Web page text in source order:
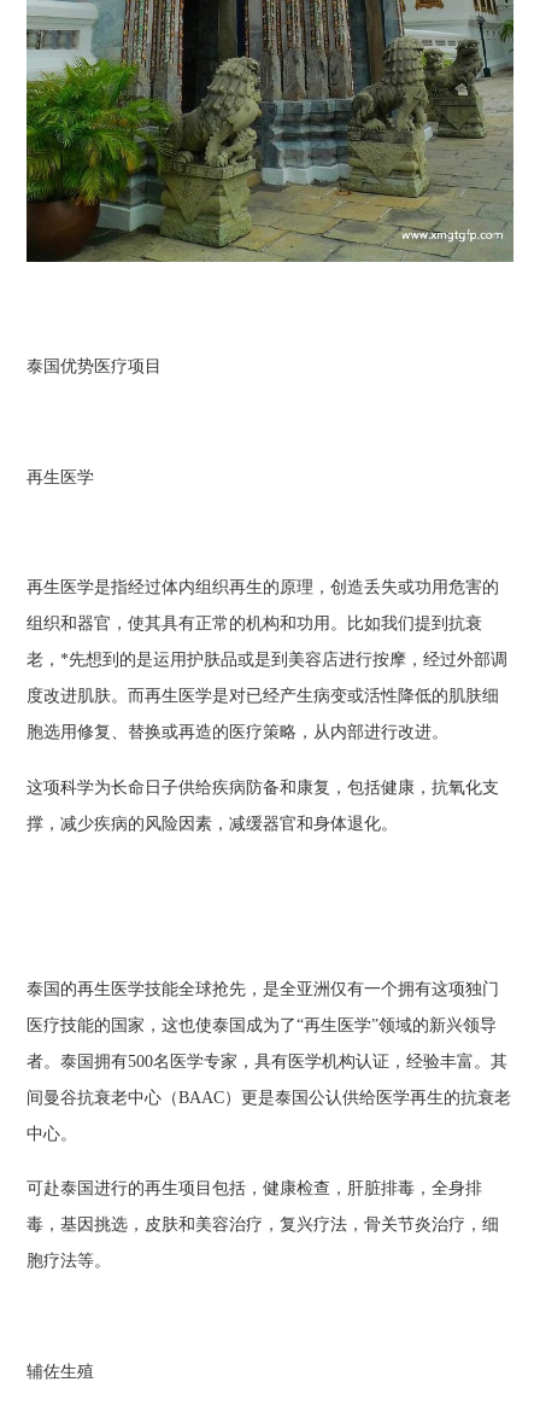
泰国优势医疗项目
再生医学
再生医学是指经过体内组织再生的原理，创造丢失或功用危害的
组织和器官，使其具有正常的机构和功用。比如我们提到抗衰
老，*先想到的是运用护肤品或是到美容店进行按摩，经过外部调
度改进肌肤。而再生医学是对已经产生病变或活性降低的肌肤细
胞选用修复、替换或再造的医疗策略，从内部进行改进。
这项科学为长命日子供给疾病防备和康复，包括健康，抗氧化支
撑，减少疾病的风险因素，减缓器官和身体退化。
泰国的再生医学技能全球抢先，是全亚洲仅有一个拥有这项独门
医疗技能的国家，这也使泰国成为了“再生医学”领域的新兴领导
者。泰国拥有500名医学专家，具有医学机构认证，经验丰富。其
间曼谷抗衰老中心（BAAC）更是泰国公认供给医学再生的抗衰老
中心。
可赴泰国进行的再生项目包括，健康检查，肝脏排毒，全身排
毒，基因挑选，皮肤和美容治疗，复兴疗法，骨关节炎治疗，细
胞疗法等。
辅佐生殖